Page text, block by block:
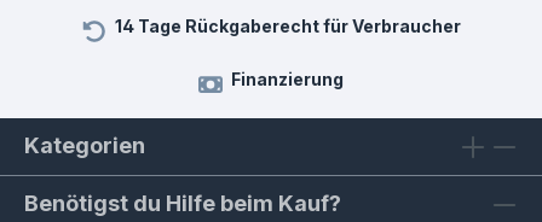
14 Tage Rückgaberecht für Verbraucher
Finanzierung
Kategorien
Benötigst du Hilfe beim Kauf?